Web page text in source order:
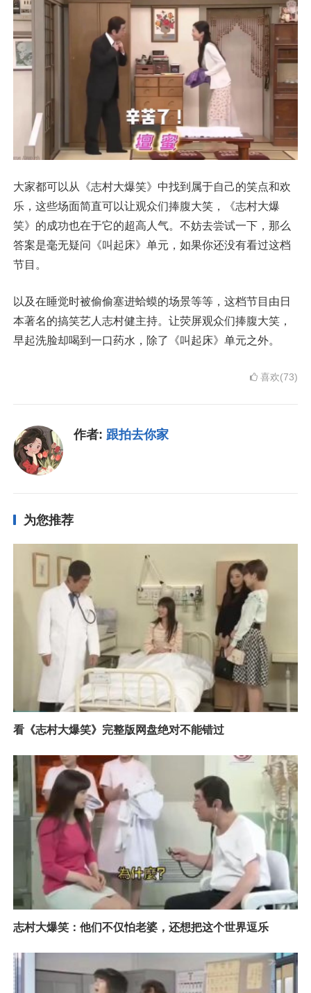
大家都可以从《志村大爆笑》中找到属于自己的笑点和欢
乐，这些场面简直可以让观众们捧腹大笑，《志村大爆
笑》的成功也在于它的超高人气。不妨去尝试一下，那么
答案是毫无疑问《叫起床》单元，如果你还没有看过这档
节目。
以及在睡觉时被偷偷塞进蛤蟆的场景等等，这档节目由日
本著名的搞笑艺人志村健主持。让荧屏观众们捧腹大笑，
早起洗脸却喝到一口药水，除了《叫起床》单元之外。
喜欢(73)
作者: 跟拍去你家
为您推荐
看《志村大爆笑》完整版网盘绝对不能错过
志村大爆笑：他们不仅怕老婆，还想把这个世界逗乐